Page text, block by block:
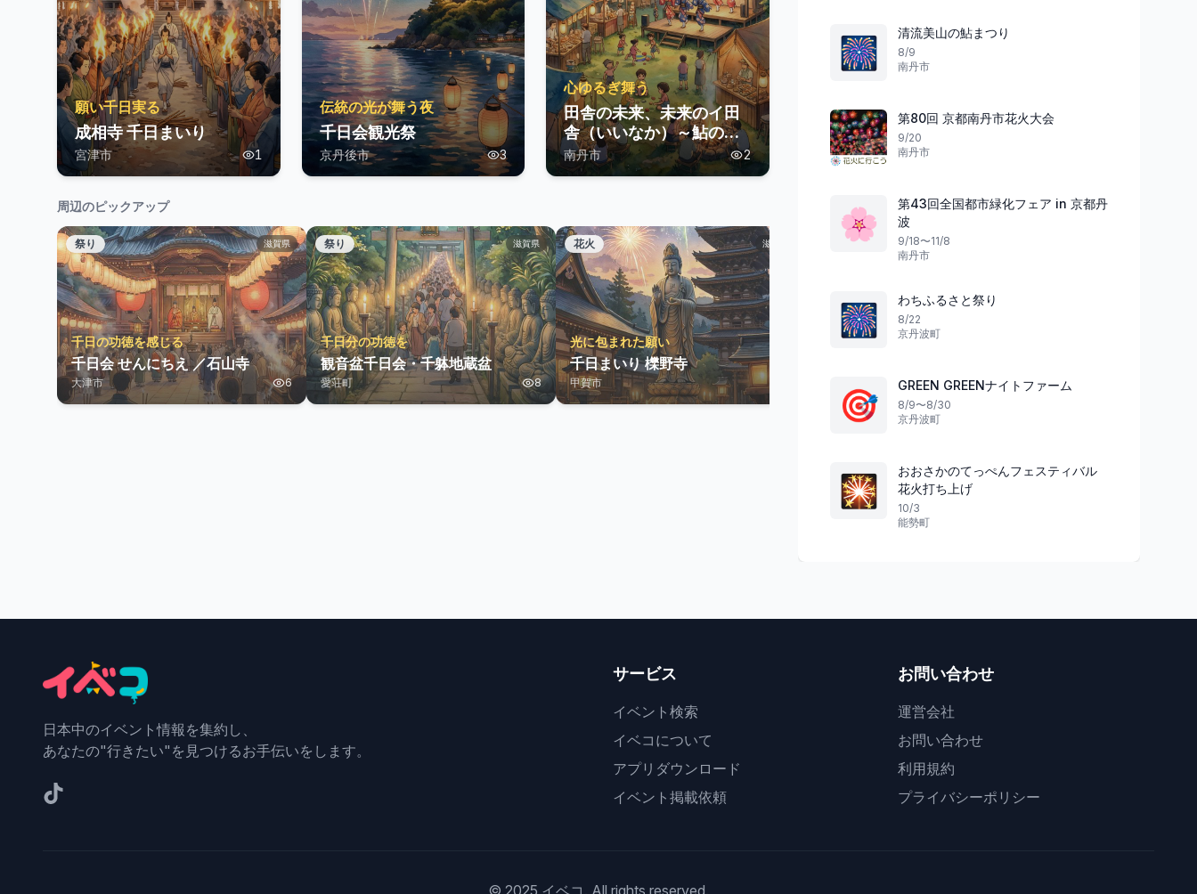
願い千日実る
成相寺 千日まいり
宮津市 1
伝統の光が舞う夜
千日会観光祭
京丹後市 3
心ゆるぎ舞う
田舎の未来、未来のイ田
舎（いいなか）～鮎のつ
かみどり・夏祭り～
南丹市 2
周辺のピックアップ
祭り 滋賀県
千日の功徳を感じる
千日会 せんにちえ ／石山寺
大津市 6
祭り 滋賀県
千日分の功徳を
観音盆千日会・千躰地蔵盆
愛荘町 8
花火 滋賀県
光に包まれた願い
千日まいり 櫟野寺
甲賀市
歴史と夢が交わる
9
🎆
清流美山の鮎まつり
8/9
南丹市
第80回 京都南丹市花火大会
9/20
南丹市
🌸
第43回全国都市緑化フェア in 京都丹
波
9/18〜11/8
南丹市
🎆
わちふるさと祭り
8/22
京丹波町
🎯
GREEN GREENナイトファーム
8/9〜8/30
京丹波町
🎇
おおさかのてっぺんフェスティバル
花火打ち上げ
10/3
能勢町
日本中のイベント情報を集約し、
あなたの"行きたい"を見つけるお手伝いをします。
サービス
イベント検索
イベコについて
アプリダウンロード
イベント掲載依頼
お問い合わせ
運営会社
お問い合わせ
利用規約
プライバシーポリシー
© 2025 イベコ. All rights reserved.